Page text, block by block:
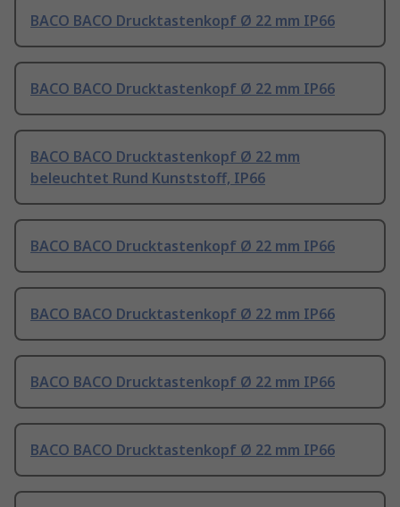
BACO BACO Drucktastenkopf Ø 22 mm IP66
BACO BACO Drucktastenkopf Ø 22 mm IP66
BACO BACO Drucktastenkopf Ø 22 mm
beleuchtet Rund Kunststoff, IP66
BACO BACO Drucktastenkopf Ø 22 mm IP66
BACO BACO Drucktastenkopf Ø 22 mm IP66
BACO BACO Drucktastenkopf Ø 22 mm IP66
BACO BACO Drucktastenkopf Ø 22 mm IP66